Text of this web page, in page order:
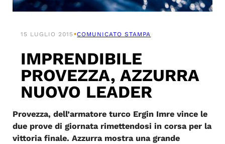
15 LUGLIO 2015 •COMUNICATO STAMPA
IMPRENDIBILE
PROVEZZA, AZZURRA
NUOVO LEADER
Provezza, dell’armatore turco Ergin Imre vince le
due prove di giornata rimettendosi in corsa per la
vittoria finale. Azzurra mostra una grande